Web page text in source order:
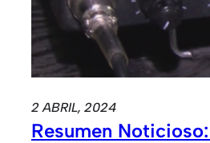
2 ABRIL, 2024
Resumen